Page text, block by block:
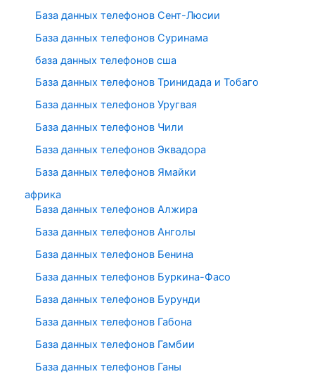
База данных телефонов Сент-Люсии
База данных телефонов Суринама
база данных телефонов сша
База данных телефонов Тринидада и Тобаго
База данных телефонов Уругвая
База данных телефонов Чили
База данных телефонов Эквадора
База данных телефонов Ямайки
африка
База данных телефонов Алжира
База данных телефонов Анголы
База данных телефонов Бенина
База данных телефонов Буркина-Фасо
База данных телефонов Бурунди
База данных телефонов Габона
База данных телефонов Гамбии
База данных телефонов Ганы